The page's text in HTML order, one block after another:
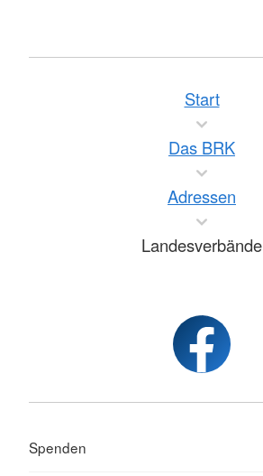
Start
Das BRK
Adressen
Landesverbände
Spenden